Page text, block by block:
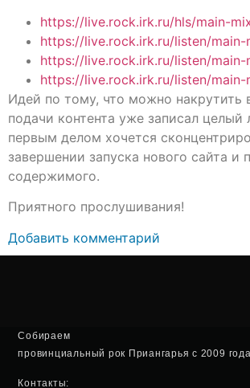
https://live.rock.irk.ru/hls/main-
https://live.rock.irk.ru/listen/
https://live.rock.irk.ru/listen/main-
https://live.rock.irk.ru/listen/
Идей по тому, что можно накрутить
подачи контента уже записал целый
первым делом хочется
завершении запуска нового сайта и
содержимого.
Приятного прослушивания!
Добавить комментарий
Собираем
провинциальный рок Приангарья с 2009
Контакты: